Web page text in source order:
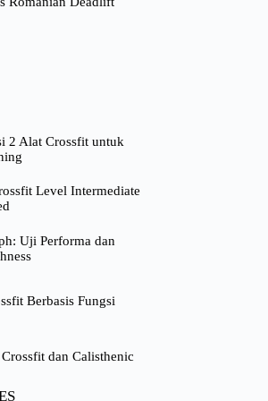
2 Alat Crossfit untuk
Level Intermediate
Uji Performa dan
Berbasis Fungsi
dan Calisthenic